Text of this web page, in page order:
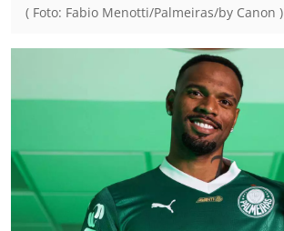
( Foto: Fabio Menotti/Palmeiras/by Canon )